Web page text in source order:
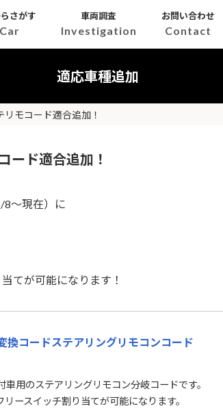
さがす
Car
車両調査
Investigation
お問い合わせ
Contact
適応車種追加
モコード適合追加！
ード適合追加！
～現在）に
てが可能になります！
換コードステアリングリモコンコード
用のステアリングリモコン分岐コードです。
ースイッチ割り当てが可能になります。